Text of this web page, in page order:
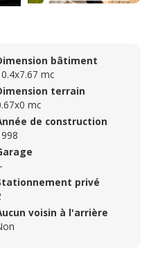
bâtiment
mc
terrain
mc
de construction
privé
voisin à l'arrière